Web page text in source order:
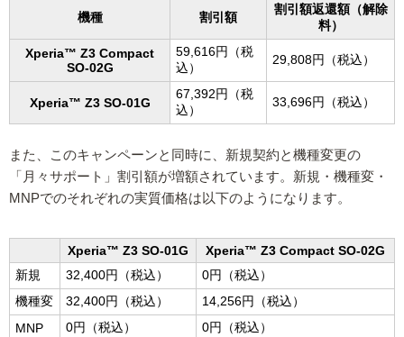
機種 割引額
割引額返還額（解除
料）
Xperia™ Z3 Compact
SO-02G
59,616円（税
込）
29,808円（税込）
Xperia™ Z3 SO-01G
67,392円（税
込）
33,696円（税込）
また、このキャンペーンと同時に、新規契約と機種変更の
「月々サポート」割引額が増額されています。新規・機種変・
MNPでのそれぞれの実質価格は以下のようになります。
Xperia™ Z3 SO-01G
Xperia™ Z3 Compact SO-02G
新規
32,400円（税込）
0円（税込）
機種変
32,400円（税込）
14,256円（税込）
MNP
0円（税込） 0円（税込）